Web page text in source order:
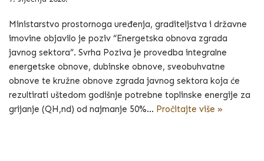
Ministarstvo prostornoga uređenja, graditeljstva i državne
imovine objavilo je poziv “Energetska obnova zgrada
javnog sektora”. Svrha Poziva je provedba integralne
energetske obnove, dubinske obnove, sveobuhvatne
obnove te kružne obnove zgrada javnog sektora koja će
rezultirati uštedom godišnje potrebne toplinske energije za
grijanje (QH,nd) od najmanje 50%… Pročitajte više »